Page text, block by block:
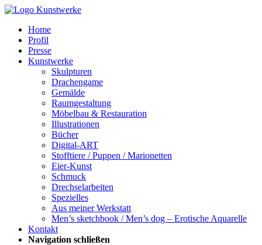
Home
Profil
Presse
Kunstwerke
Skulpturen
Drachengame
Gemälde
Raumgestaltung
Möbelbau & Restauration
Illustrationen
Bücher
Digital-ART
Stofftiere / Puppen / Marionetten
Eier-Kunst
Schmuck
Drechselarbeiten
Spezielles
Aus meiner Werkstatt
Men’s sketchbook / Men’s dog – Erotische Aquarelle
Kontakt
Navigation schließen